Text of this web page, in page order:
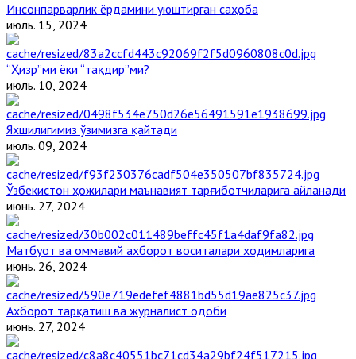
Инсонпарварлик ёрдамини уюштирган саҳоба
июль. 15, 2024
“Ҳизр”ми ёки “тақдир”ми?
июль. 10, 2024
Яхшилигимиз ўзимизга қайтади
июль. 09, 2024
Ўзбекистон ҳожилари маънавият тарғиботчиларига айланади
июнь. 27, 2024
Матбуот ва оммавий ахборот воситалари ходимларига
июнь. 26, 2024
Ахборот тарқатиш ва журналист одоби
июнь. 27, 2024